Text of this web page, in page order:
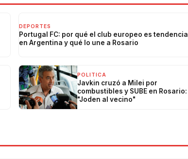
DEPORTES
Portugal FC: por qué el club europeo es tendencia
en Argentina y qué lo une a Rosario
POLITICA
Javkin cruzó a Milei por
combustibles y SUBE en Rosario:
"Joden al vecino"